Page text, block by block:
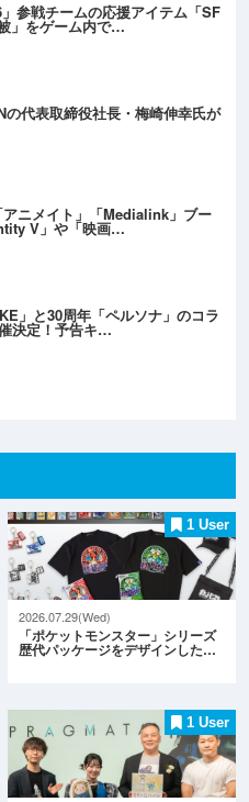
」参戦チームの応援アイテム「SF
」をゲーム内で…
代表取締役社長・梅崎伸幸氏が
アニメイト」「Medialink」ブー
V」や「映画…
」と30周年「ペルソナ」のコラ
決定！予告キ…
1 User
2026.07.29(Wed)
「ポケットモンスター」シリーズ
歴代パッケージをデザインした…
1 User